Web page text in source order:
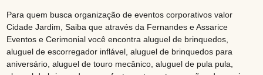
Para quem busca organização de eventos corporativos valor
Cidade Jardim, Saiba que através da Fernandes e Assarice
Eventos e Cerimonial você encontra aluguel de brinquedos,
aluguel de escorregador inflável, aluguel de brinquedos para
aniversário, aluguel de touro mecânico, aluguel de pula pula,